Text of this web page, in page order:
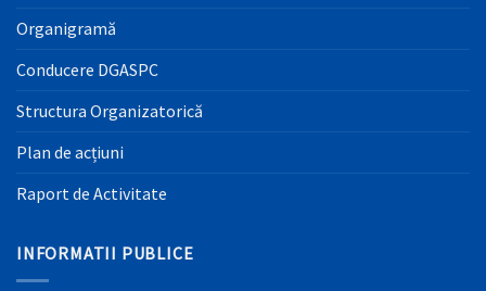
Organigramă
Conducere DGASPC
Structura Organizatorică
Plan de acțiuni
Raport de Activitate
INFORMATII PUBLICE